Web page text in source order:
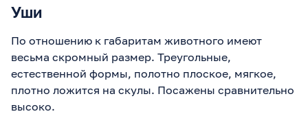
Уши
По отношению к габаритам животного имеют
весьма скромный размер. Треугольные,
естественной формы, полотно плоское, мягкое,
плотно ложится на скулы. Посажены сравнительно
высоко.